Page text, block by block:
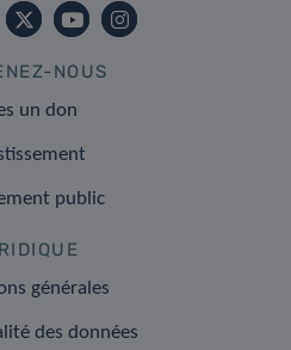
NOUS
un don
public
générales
des données